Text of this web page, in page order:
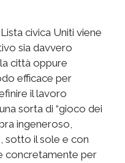
civica Uniti viene
sia davvero
città oppure
efficace per
il lavoro
sorta di “gioco dei
ingeneroso,
sotto il sole e con
concretamente per